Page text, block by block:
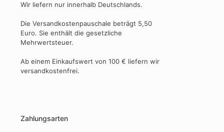
Wir liefern nur innerhalb Deutschlands.
Die Versandkostenpauschale beträgt 5,50
Euro. Sie enthält die gesetzliche
Mehrwertsteuer.
Ab einem Einkaufswert von 100 € liefern wir
versandkostenfrei.
Zahlungsarten